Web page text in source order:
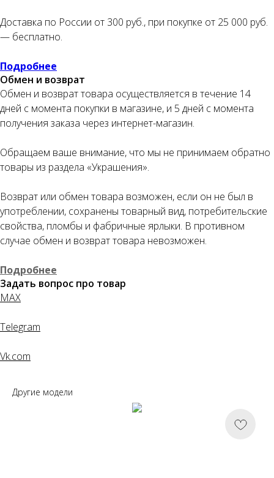
Доставка по России от 300 руб., при покупке от 25 000 руб.
— бесплатно.
Подробнее
Обмен и возврат
Обмен и возврат товара осуществляется в течение 14
дней с момента покупки в магазине, и 5 дней с момента
получения заказа через интернет-магазин.
Обращаем ваше внимание, что мы не принимаем обратно
товары из раздела «Украшения».
Возврат или обмен товара возможен, если он не был в
употреблении, сохранены товарный вид, потребительские
свойства, пломбы и фабричные ярлыки. В противном
случае обмен и возврат товара невозможен.
Подробнее
Задать вопрос про товар
MAX
Telegram
Vk.com
Другие модели
картой любого банка, остальное — тремя
платежами раз в две недели.
Оплата
сегодня
25%
Через
2 недели
25%
Через
4 недели
25% 25%
Без комиссий и переплат
Как обычная оплата картой
Понятно